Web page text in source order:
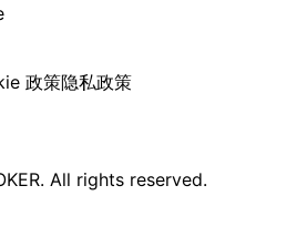
政策隐私政策
All rights reserved.